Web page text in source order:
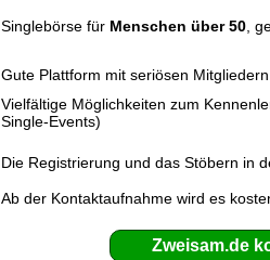
Singlebörse für Menschen über 50,
Gute Plattform mit seriösen Mitgliedern
Vielfältige Möglichkeiten zum
Single-Events)
Die Registrierung und das Stöbern in
Ab der Kontaktaufnahme wird es
Zweisam.de